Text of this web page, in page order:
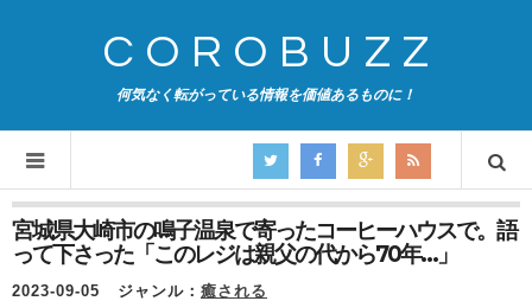
COROBUZZ
何気なく転がっている情報を価値あるものに！
宮城県大崎市の鳴子温泉で寄ったコーヒーハウスで。語
って下さった「このレジは親父の代から70年…」
2023-09-05 ジャンル： 癒される